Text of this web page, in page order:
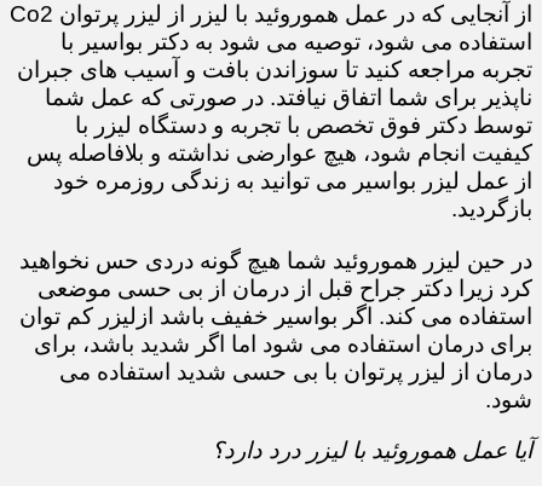
از آنجایی که در عمل هموروئید با لیزر از لیزر پرتوان Co2
استفاده می شود، توصیه می شود به دکتر بواسیر با
تجربه مراجعه کنید تا سوزاندن بافت و آسیب های جبران
ناپذیر برای شما اتفاق نیافتد. در صورتی که عمل شما
توسط دکتر فوق تخصص با تجربه و دستگاه لیزر با
کیفیت انجام شود، هیچ عوارضی نداشته و بلافاصله پس
از عمل لیزر بواسیر می توانید به زندگی روزمره خود
بازگردید.
در حین لیزر هموروئید شما هیچ گونه دردی حس نخواهید
کرد زیرا دکتر جراح قبل از درمان از بی حسی موضعی
استفاده می کند. اگر بواسیر خفیف باشد ازلیزر کم توان
برای درمان استفاده می شود اما اگر شدید باشد، برای
درمان از لیزر پرتوان با بی حسی شدید استفاده می
شود.
آیا عمل هموروئید با لیزر درد دارد؟